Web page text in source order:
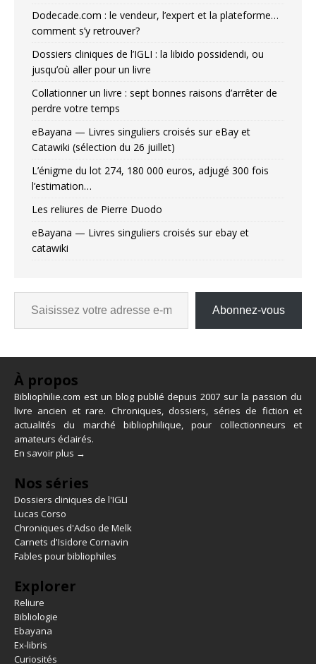
Dodecade.com : le vendeur, l’expert et la plateforme…
comment s’y retrouver?
Dossiers cliniques de l’IGLI : la libido possidendi, ou
jusqu’où aller pour un livre
Collationner un livre : sept bonnes raisons d’arrêter de
perdre votre temps
eBayana — Livres singuliers croisés sur eBay et
Catawiki (sélection du 26 juillet)
L’énigme du lot 274, 180 000 euros, adjugé 300 fois
l’estimation…
Les reliures de Pierre Duodo
eBayana — Livres singuliers croisés sur ebay et
catawiki
Abonnez-vous
À propos
Bibliophilie.com est un blog publié depuis 2007 sur la passion du
livre ancien et rare. Chroniques, dossiers, séries de fiction et
actualités du marché bibliophilique, pour collectionneurs et
amateurs éclairés.
En savoir plus →
Nos séries
Dossiers cliniques de l'IGLI
Lucas Corso
Chroniques d'Adso de Melk
Carnets d'Isidore Cornavin
Fables pour bibliophiles
Explorer
Reliure
Bibliologie
Ebayana
Ex-libris
Curiosités